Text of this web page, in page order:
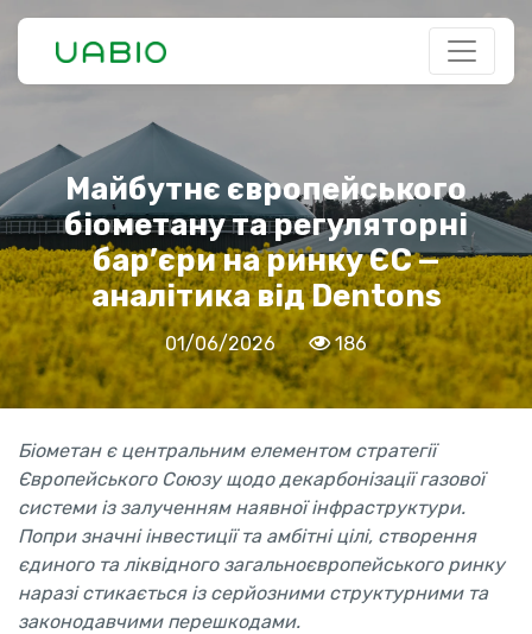
Майбутнє європейського
біометану та регуляторні
бар’єри на ринку ЄС —
аналітика від Dentons
01/06/2026 186
Біометан є центральним елементом стратегії
Європейського Союзу щодо декарбонізації газової
системи із залученням наявної інфраструктури.
Попри значні інвестиції та амбітні цілі, створення
єдиного та ліквідного загальноєвропейського ринку
наразі стикається із серйозними структурними та
законодавчими перешкодами.